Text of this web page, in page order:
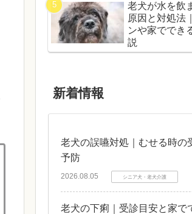
老犬が水を飲
原因と対処法
ンや家ででき
説
新着情報
老犬の誤嚥対処｜むせる時の
予防
2026.08.05 シニア犬・老犬介護
老犬の下痢｜受診目安と家で